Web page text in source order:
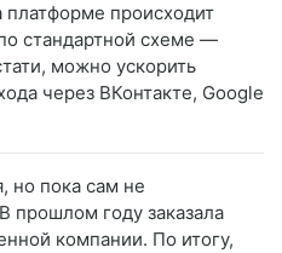
платформе происходит
стандартной схеме —
можно ускорить
через ВКонтакте, Google
но пока сам не
году заказала
компании. По итогу,